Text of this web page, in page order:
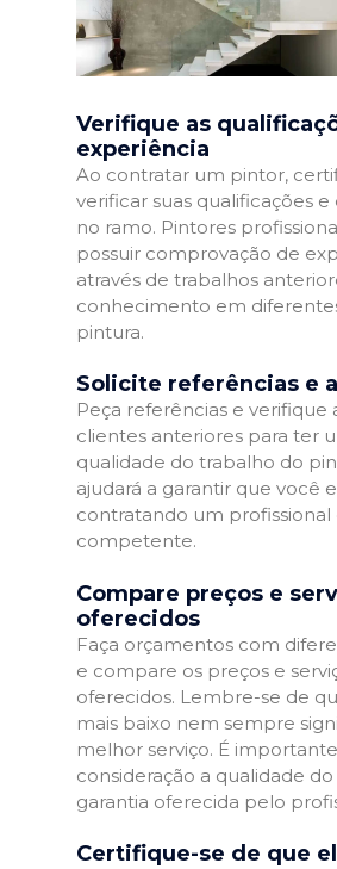
Verifique as
experiência
Ao contratar um pintor,
verificar suas qualificações
no ramo. Pintores
possuir comprovação de
através de trabalhos
conhecimento em
pintura.
Solicite referências e
Peça referências e verifique
clientes anteriores para ter
qualidade do trabalho do
ajudará a garantir que você
contratando um profissional
competente.
Compare preços e
oferecidos
Faça orçamentos com
e compare os preços e
oferecidos. Lembre-se de
mais baixo nem sempre
melhor serviço. É
consideração a qualidade
garantia oferecida pelo
Certifique-se de que